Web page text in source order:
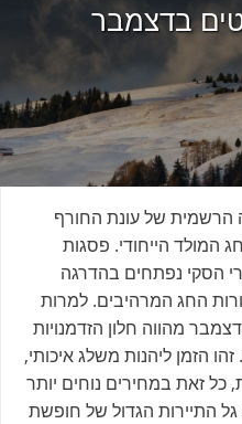
בדצמבר
של עונת החורף
המולד הייחודי. פסגות
הסקי נפתחים בהדרגה
החג המרהיבים. למרות
מהווה חלון הזדמנויות
הזמן ליהנות משלג איכותי,
כל זאת במחירים נוחים יותר
התיירות הגדול של חופשת